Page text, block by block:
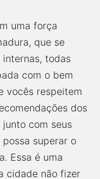
uma força
que se
todas
com o bem
vocês respeitem
dos
com seus
superar o
Essa é uma
cidade não fizer